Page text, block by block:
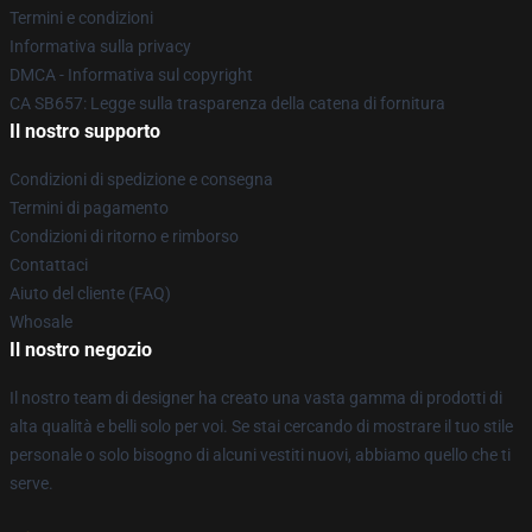
Termini e condizioni
Informativa sulla privacy
DMCA - Informativa sul copyright
CA SB657: Legge sulla trasparenza della catena di fornitura
Il nostro supporto
Condizioni di spedizione e consegna
Termini di pagamento
Condizioni di ritorno e rimborso
Contattaci
Aiuto del cliente (FAQ)
Whosale
Il nostro negozio
Il nostro team di designer ha creato una vasta gamma di prodotti di
alta qualità e belli solo per voi. Se stai cercando di mostrare il tuo stile
personale o solo bisogno di alcuni vestiti nuovi, abbiamo quello che ti
serve.